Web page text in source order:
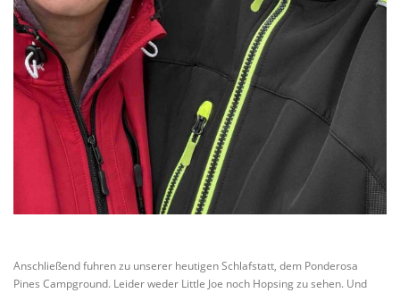
Anschließend fuhren zu unserer heutigen Schlafstatt, dem Ponderosa
Pines Campground. Leider weder Little Joe noch Hopsing zu sehen. Und